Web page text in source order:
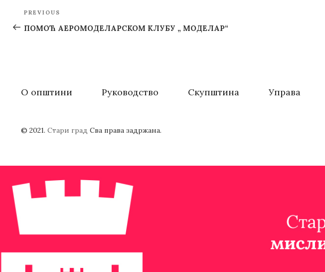
Post
navigation
Previous
Post
PREVIOUS
ПОМОЋ АЕРОМОДЕЛАРСКОМ КЛУБУ „ МОДЕЛАР“
О општини Руководство Скупштина Управа
© 2021. Стари град Сва права задржана.